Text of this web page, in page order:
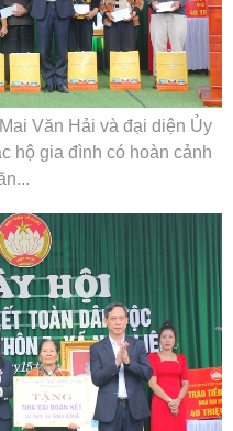
Văn Hải và đại diện Ủy
hộ gia đình có hoàn cảnh